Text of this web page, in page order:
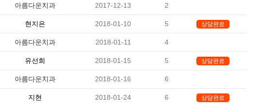
아름다운치과 2017-12-13 2
현지은 2018-01-10 5 상담완료
아름다운치과 2018-01-11 4
유선희 2018-01-15 5 상담완료
아름다운치과 2018-01-16 6
지현 2018-01-24 6 상담완료